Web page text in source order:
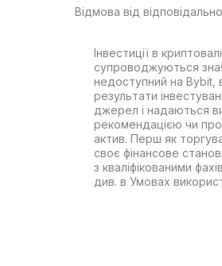
Відмова від
Інвестиції в
супроводжуються
недоступний на Bybit,
результати
джерел і надаються
рекомендацією чи
актив. Перш як
своє фінансове
з кваліфікованими
див. в Умовах